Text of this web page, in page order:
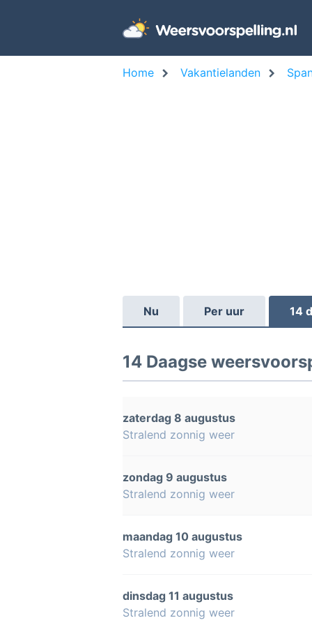
Home Vakantielanden
Nu Per uur 14
14 Daagse
zaterdag 8 augustus
Stralend zonnig weer
zondag 9 augustus
Stralend zonnig weer
maandag 10 augustus
Stralend zonnig weer
dinsdag 11 augustus
Stralend zonnig weer